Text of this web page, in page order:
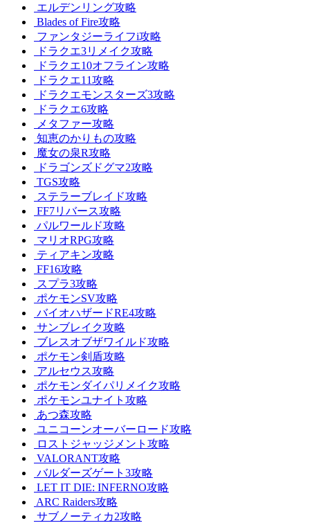
エルデンリング攻略
Blades of Fire攻略
ファンタジーライフi攻略
ドラクエ3リメイク攻略
ドラクエ10オフライン攻略
ドラクエ11攻略
ドラクエモンスターズ3攻略
ドラクエ6攻略
メタファー攻略
知恵のかりもの攻略
魔女の泉R攻略
ドラゴンズドグマ2攻略
TGS攻略
ステラーブレイド攻略
FF7リバース攻略
パルワールド攻略
マリオRPG攻略
ティアキン攻略
FF16攻略
スプラ3攻略
ポケモンSV攻略
バイオハザードRE4攻略
サンブレイク攻略
ブレスオブザワイルド攻略
ポケモン剣盾攻略
アルセウス攻略
ポケモンダイパリメイク攻略
ポケモンユナイト攻略
あつ森攻略
ユニコーンオーバーロード攻略
ロストジャッジメント攻略
VALORANT攻略
バルダーズゲート3攻略
LET IT DIE: INFERNO攻略
ARC Raiders攻略
サブノーティカ2攻略